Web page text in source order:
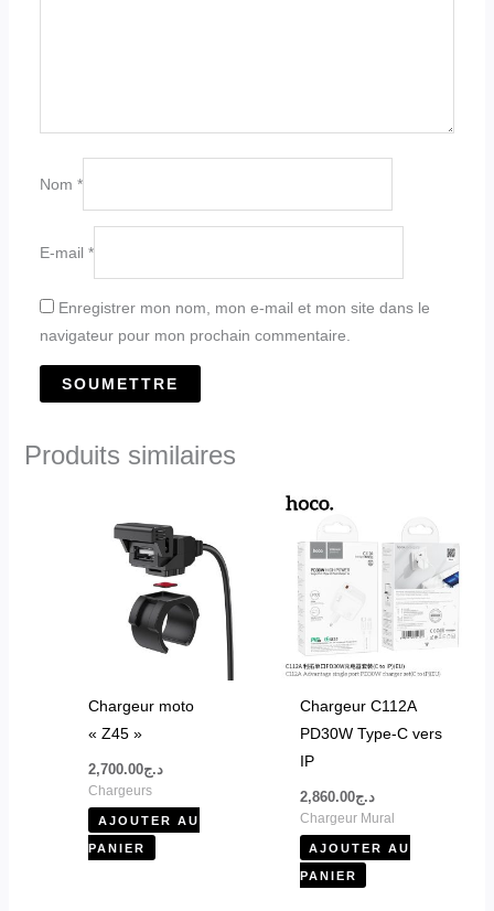
Nom *
E-mail *
Enregistrer mon nom, mon e-mail et mon site dans le
navigateur pour mon prochain commentaire.
Produits similaires
Chargeur moto
« Z45 »
د.ج2,700.00
Chargeurs
AJOUTER AU
PANIER
Chargeur C112A
PD30W Type-C vers
IP
د.ج2,860.00
Chargeur Mural
AJOUTER AU
PANIER